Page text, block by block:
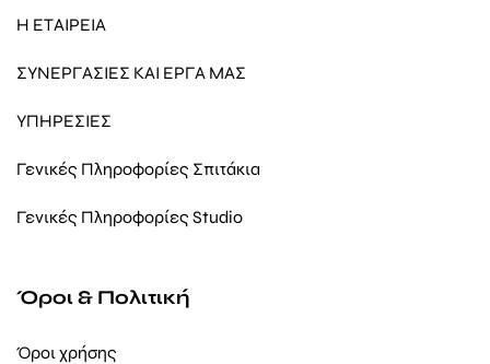
Η ΕΤΑΙΡΕΙΑ
ΣΥΝΕΡΓΑΣΙΕΣ ΚΑΙ ΕΡΓΑ ΜΑΣ
ΥΠΗΡΕΣΙΕΣ
Γενικές Πληροφορίες Σπιτάκια
Γενικές Πληροφορίες Studio
Όροι & Πολιτική
Όροι χρήσης